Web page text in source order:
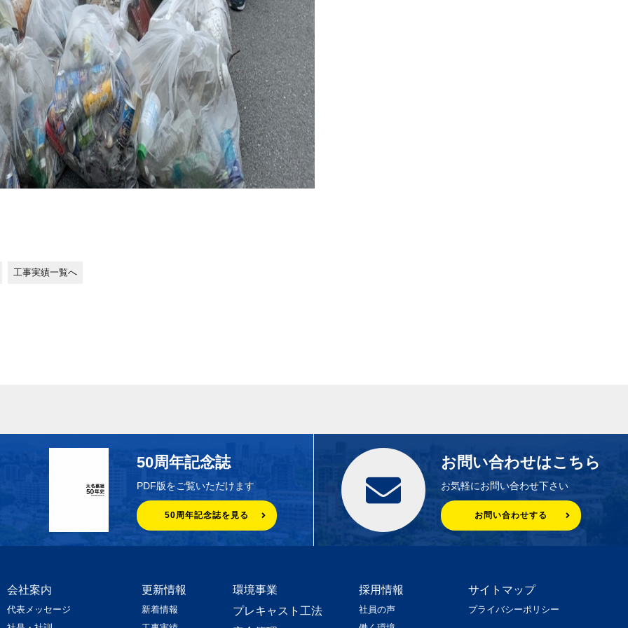
工事実績一覧へ
50周年記念誌
PDF版をご覧いただけます
50周年記念誌を見る
お問い合わせはこちら
お気軽にお問い合わせ下さい
お問い合わせする
会社案内
代表メッセージ
更新情報
新着情報
環境事業
プレキャスト工法
採用情報
社員の声
サイトマップ
プライバシーポリシー